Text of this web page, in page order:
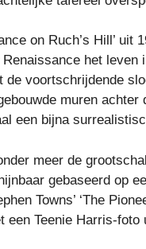
on Ruch’s Hill’ uit
het
voortschrijdende
muren achter
een bijna
meer de
gebaseerd op
Towns’ ‘The
Teenie Harris-foto